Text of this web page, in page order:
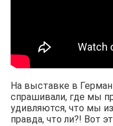
На выставке в
спрашивали, где мы
удивляются, что мы
правда, что ли?! Вот